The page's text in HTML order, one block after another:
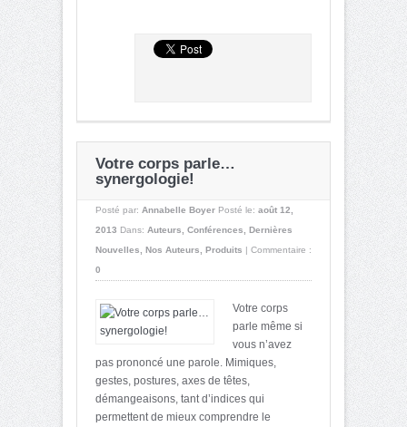
Votre corps parle…
synergologie!
Posté par: Annabelle Boyer Posté le: août 12,
2013 Dans: Auteurs Conférences
Dernières
Nouvelles
Nos Auteurs Produits | Commentaire :
0
Votre corps
parle même si
vous n’avez
pas prononcé une parole. Mimiques,
gestes, postures, axes de têtes,
démangeaisons, tant d’indices qui
permettent de mieux comprendre le